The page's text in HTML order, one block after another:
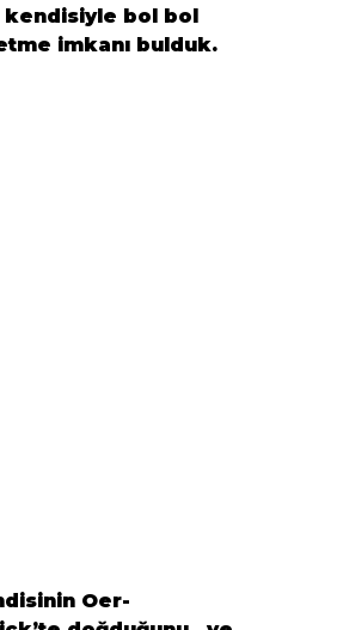
kendisiyle bol bol
imkanı bulduk.
Oer-